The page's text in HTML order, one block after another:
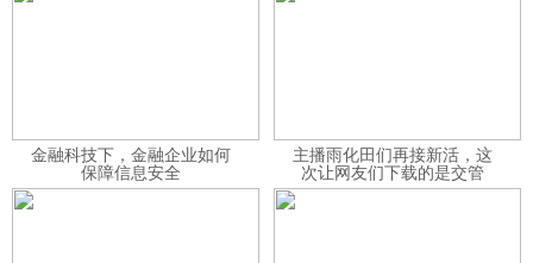
金融科技下，金融企业如何
保障信息安全
主播雨化田们再接新活，这
次让网友们下载的是交管
12123APP